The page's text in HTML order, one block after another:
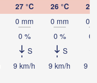
27 °C
0 mm
0 %
S
9 km/h
26 °C
0 mm
0 %
S
9 km/h
26
0
0
9